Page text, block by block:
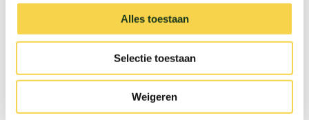
Alles toestaan
Selectie toestaan
Weigeren
Aardgasvrij wonen